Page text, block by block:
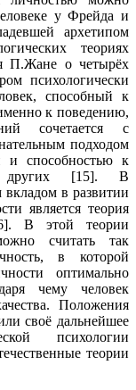
у Фрейда и
архетипом
теориях
П.Жане о четырёх
психологически
способный к
к поведению,
сочетается с
подходом
и способностью к
других [15]. В
вкладом в развитии
является теория
В этой теории
считать так
в которой
оптимально
чему человек
Положения
своё дальнейшее
психологии
теории